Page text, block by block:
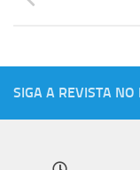
SIGA A REVISTA NO